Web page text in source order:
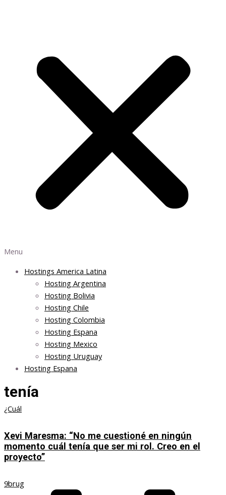
Menu
Hostings America Latina
Hosting Argentina
Hosting Bolivia
Hosting Chile
Hosting Colombia
Hosting Espana
Hosting Mexico
Hosting Uruguay
Hosting Espana
tenía
¿Cuál
Xevi Maresma: “No me cuestioné en ningún
momento cuál tenía que ser mi rol. Creo en el
proyecto”
9brug